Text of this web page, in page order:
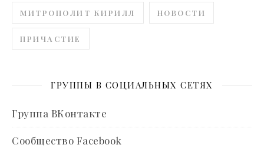
МИТРОПОЛИТ КИРИЛЛ НОВОСТИ
ПРИЧАСТИЕ
ГРУППЫ В СОЦИАЛЬНЫХ СЕТЯХ
Группа ВКонтакте
Сообщество Facebook